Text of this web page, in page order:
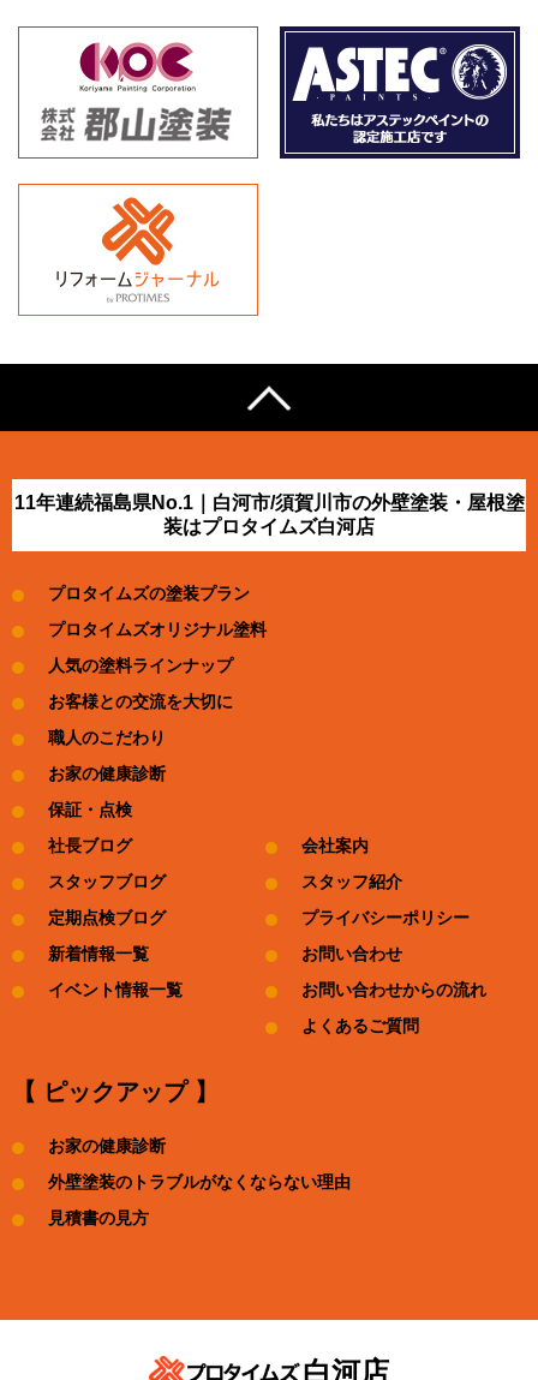
11年連続福島県No.1｜白河市/須賀川市の外壁塗装・屋根塗
装はプロタイムズ白河店
プロタイムズの塗装プラン
プロタイムズオリジナル塗料
人気の塗料ラインナップ
お客様との交流を大切に
職人のこだわり
お家の健康診断
保証・点検
社長ブログ
スタッフブログ
定期点検ブログ
新着情報一覧
イベント情報一覧
会社案内
スタッフ紹介
プライバシーポリシー
お問い合わせ
お問い合わせからの流れ
よくあるご質問
【 ピックアップ 】
お家の健康診断
外壁塗装のトラブルがなくならない理由
見積書の見方
白河店